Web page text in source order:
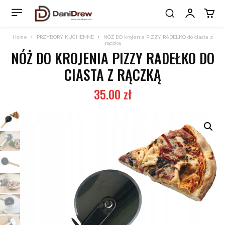
Home PRZYBORY KUCHENNE
NÓŻ DO krojenia PIZZY RADEŁKO do ciasta z
rączką
NÓŻ DO KROJENIA PIZZY RADEŁKO DO
CIASTA Z RĄCZKĄ
35.00 zł